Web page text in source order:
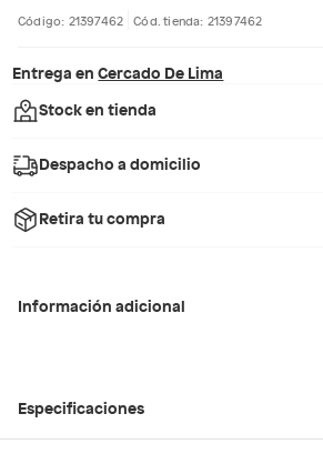
Código: 21397462 Cód. tienda: 21397462
Entrega en Cercado De Lima
Stock en tienda
Despacho a domicilio
Retira tu compra
Información adicional
Especificaciones